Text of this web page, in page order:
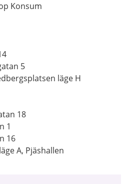
Konsum
5
läge H
18
1
16
A, Pjäshallen